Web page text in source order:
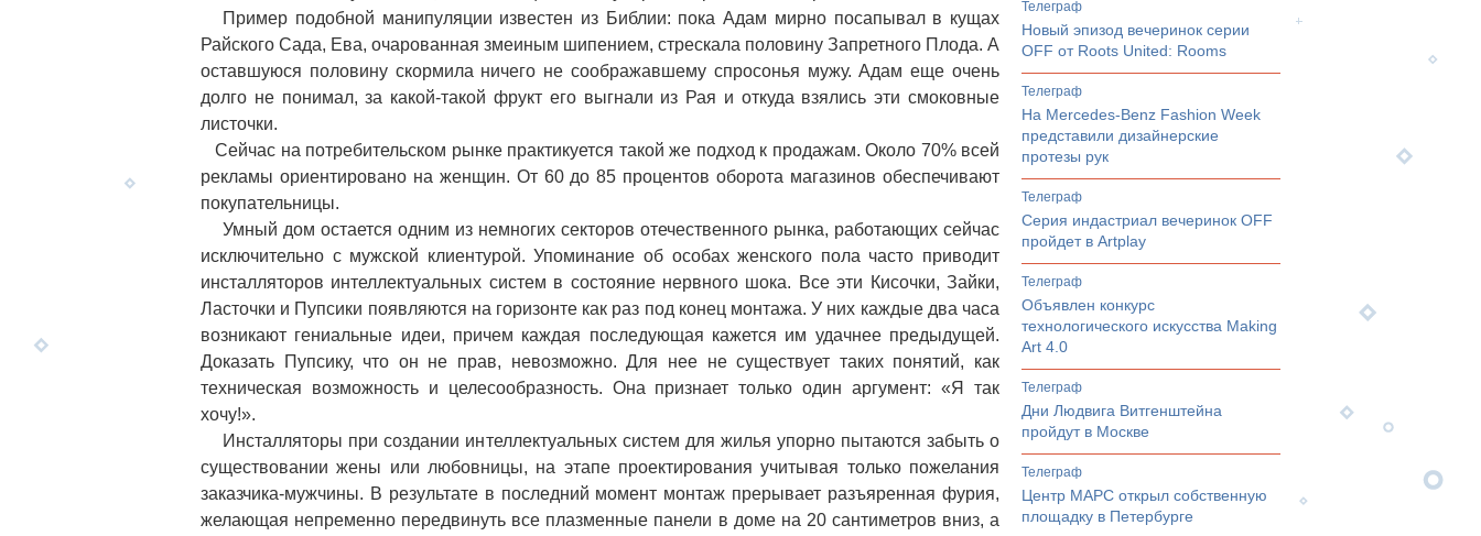
Пример подобной манипуляции известен из Библии: пока Адам мирно посапывал в кущах
Райского Сада, Ева, очарованная змеиным шипением, стрескала половину Запретного Плода. А
оставшуюся половину скормила ничего не соображавшему спросонья мужу. Адам еще очень
долго не понимал, за какой-такой фрукт его выгнали из Рая и откуда взялись эти смоковные
листочки.
Сейчас на потребительском рынке практикуется такой же подход к продажам. Около 70% всей
рекламы ориентировано на женщин. От 60 до 85 процентов оборота магазинов обеспечивают
покупательницы.
Умный дом остается одним из немногих секторов отечественного рынка, работающих сейчас
исключительно с мужской клиентурой. Упоминание об особах женского пола часто приводит
инсталляторов интеллектуальных систем в состояние нервного шока. Все эти Кисочки, Зайки,
Ласточки и Пупсики появляются на горизонте как раз под конец монтажа. У них каждые два часа
возникают гениальные идеи, причем каждая последующая кажется им удачнее предыдущей.
Доказать Пупсику, что он не прав, невозможно. Для нее не существует таких понятий, как
техническая возможность и целесообразность. Она признает только один аргумент: «Я так
хочу!».
Инсталляторы при создании интеллектуальных систем для жилья упорно пытаются забыть о
существовании жены или любовницы, на этапе проектирования учитывая только пожелания
заказчика-мужчины. В результате в последний момент монтаж прерывает разъяренная фурия,
желающая непременно передвинуть все плазменные панели в доме на 20 сантиметров вниз, а
телеграф
Новый эпизод вечеринок серии
OFF от Roots United: Rooms
телеграф
На Mercedes-Benz Fashion Week
представили дизайнерские
протезы рук
телеграф
Серия индастриал вечеринок OFF
пройдет в Artplay
телеграф
Объявлен конкурс
технологического искусства Making
Art 4.0
телеграф
Дни Людвига Витгенштейна
пройдут в Москве
телеграф
Центр МАРС открыл собственную
площадку в Петербурге